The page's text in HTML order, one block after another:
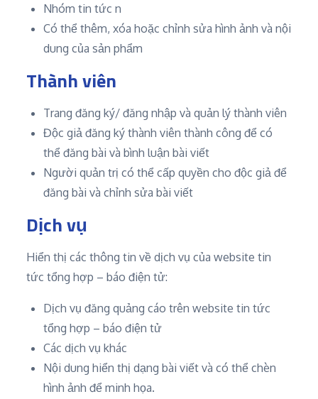
Nhóm tin tức n
Có thể thêm, xóa hoặc chỉnh sửa hình ảnh và nội
dung của sản phẩm
Thành viên
Trang đăng ký/ đăng nhập và quản lý thành viên
Độc giả đăng ký thành viên thành công để có
thể đăng bài và bình luận bài viết
Người quản trị có thể cấp quyền cho độc giả để
đăng bài và chỉnh sửa bài viết
Dịch vụ
Hiển thị các thông tin về dịch vụ của website tin
tức tổng hợp – báo điện tử:
Dịch vụ đăng quảng cáo trên website tin tức
tổng hợp – báo điện tử
Các dịch vụ khác
Nội dung hiển thị dạng bài viết và có thể chèn
hình ảnh để minh họa.